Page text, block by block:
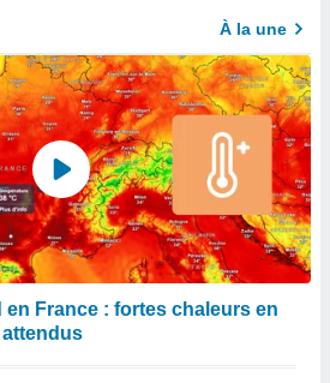
À la une
en France : fortes chaleurs en
attendus